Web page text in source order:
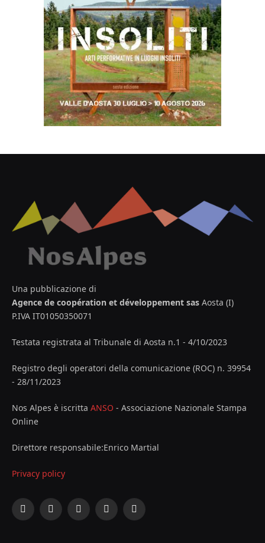
Una pubblicazione di
Agence de coopération et développement sas Aosta (I)
P.IVA IT01050350071
Testata registrata al Tribunale di Aosta n.1 - 4/10/2023
Registro degli operatori della comunicazione (ROC) n. 39954
- 28/11/2023
Nos Alpes è iscritta ANSO - Associazione Nazionale Stampa
Online
Direttore responsabile:Enrico Martial
Privacy policy
Facebook
X
InstagramYouTubeLinkedIn